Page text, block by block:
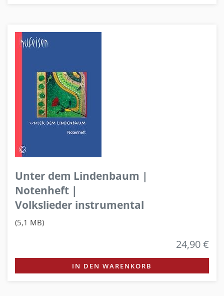
Unter dem Lindenbaum |
Notenheft |
Volkslieder instrumental
(5,1 MB)
24,90 €
IN DEN WARENKORB